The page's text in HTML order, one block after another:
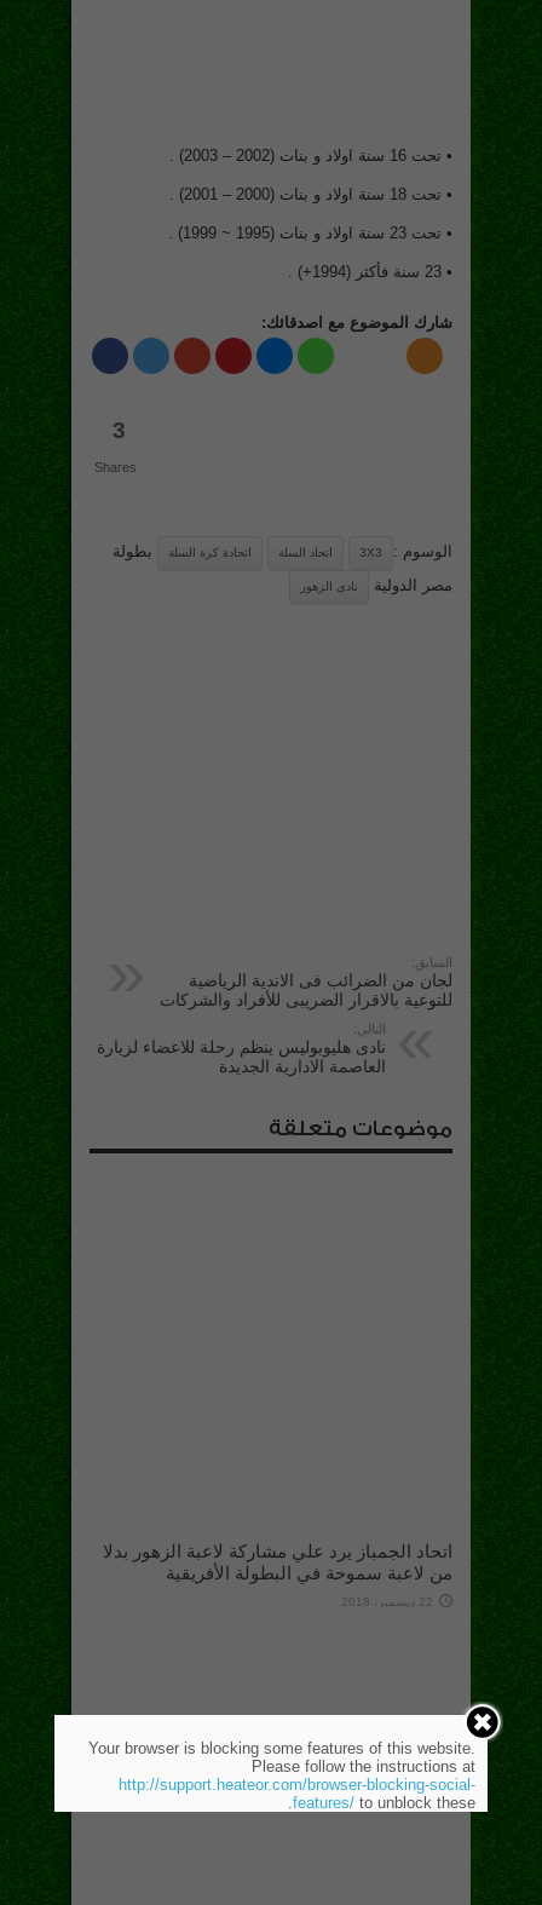
• تحت 16 سنة اولاد و بنات (2002 – 2003) .
• تحت 18 سنة اولاد و بنات (2000 – 2001) .
• تحت 23 سنة اولاد و بنات (1995 ~ 1999) .
• 23 سنة فأكثر (1994+) .
شارك الموضوع مع اصدقائك:
3
Shares
الوسوم : 3X3 اتحاد السلة اتحادة كرة السلة
بطولة
مصر الدولية
نادى الزهور
السابق:
لجان من الضرائب فى الاندية الرياضية
للتوعية بالاقرار الضريبى للأفراد والشركات
التالي:
نادى هليوبوليس ينظم رحلة للاعضاء لزيارة
العاصمة الادارية الجديدة
موضوعات متعلقة
اتحاد الجمباز يرد علي مشاركة لاعبة الزهور بدلا
من لاعبة سموحة في البطولة الأفريقية
22 ديسمبر، 2018
Your browser is blocking some features of this website.
Please follow the instructions at
http://support.heateor.com/browser-blocking-social-
features/ to unblock these.